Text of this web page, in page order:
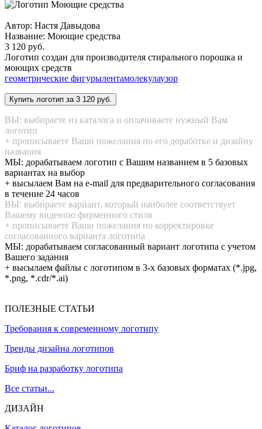
Автор: Настя Давыдова
Название: Моющие средства
3 120 руб.
Логотип создан для производителя стирального порошка и
моющих средств
геометрические фигурылентамолекулаузор
ВЫ: выбираете из каталога и оплачиваете нужный Вам
логотип
+ прописываете Ваши пожелания по его доработке и дизайну
названия
МЫ: дорабатываем логотип с Вашим названием в 5 базовых
вариантах на выбор
+ высылаем Вам на e-mail для предварительного согласования
в течение 24 часов
ВЫ: выбираете вариант, который наиболее соответствует
Вашему видению фирменного стиля
+ прописываете Ваши пожелания по корректировке
согласованного варианта логотипа
МЫ: дорабатываем согласованный вариант логотипа с учетом
Вашего задания
+ высылаем файлы с логотипом в 3-х базовых форматах (*.jpg,
*.png, *.cdr/*.ai)
ПОЛЕЗНЫЕ СТАТЬИ
Требования к современному логотипу
Тренды дизайна логотипов
Бриф на разработку логотипа
Все статьи...
ДИЗАЙН